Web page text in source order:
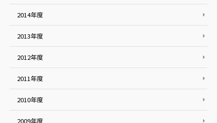
2014年度
2013年度
2012年度
2011年度
2010年度
2009年度